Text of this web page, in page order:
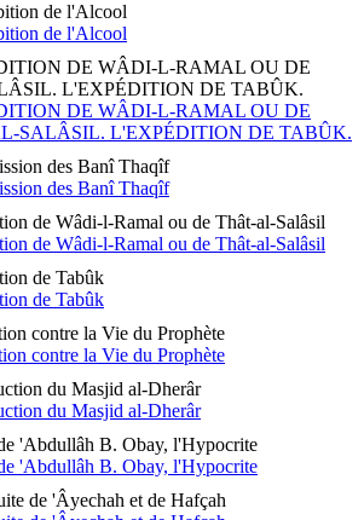
de l'Alcool
de l'Alcool
DE WÂDI-L-RAMAL OU DE
L'EXPÉDITION DE TABÛK.
DE WÂDI-L-RAMAL OU DE
SALÂSIL. L'EXPÉDITION DE TABÛK.
des Banî Thaqîf
des Banî Thaqîf
de Wâdi-l-Ramal ou de Thât-al-Salâsil
de Wâdi-l-Ramal ou de Thât-al-Salâsil
de Tabûk
de Tabûk
contre la Vie du Prophète
contre la Vie du Prophète
du Masjid al-Dherâr
du Masjid al-Dherâr
'Abdullâh B. Obay, l'Hypocrite
'Abdullâh B. Obay, l'Hypocrite
de 'Âyechah et de Hafçah